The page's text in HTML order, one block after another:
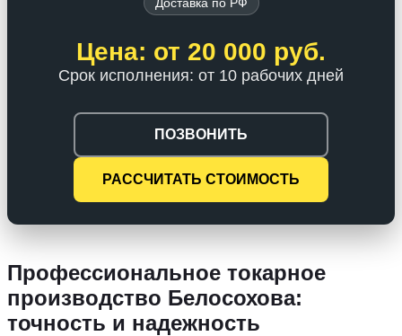
Цена: от 20 000 руб.
Срок исполнения: от 10 рабочих дней
ПОЗВОНИТЬ
РАССЧИТАТЬ СТОИМОСТЬ
Профессиональное токарное
производство Белосохова:
точность и надежность